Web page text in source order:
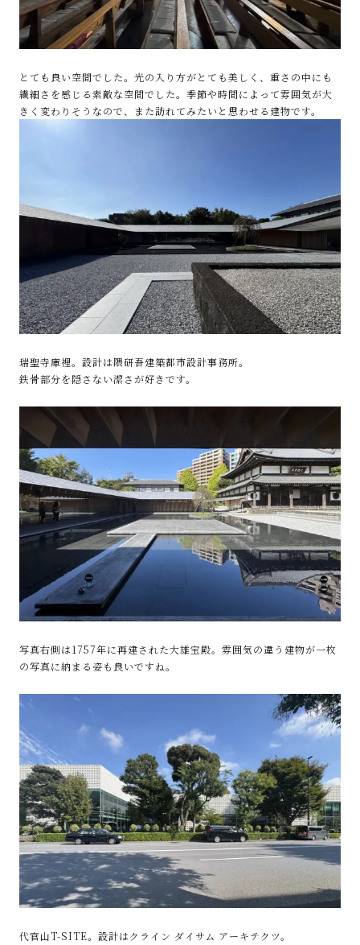
とても良い空間でした。光の入り方がとても美しく、重さの中にも
繊細さを感じる素敵な空間でした。季節や時間によって雰囲気が大
きく変わりそうなので、また訪れてみたいと思わせる建物です。
瑞聖寺庫裡。設計は隈研吾建築都市設計事務所。
鉄骨部分を隠さない潔さが好きです。
写真右側は1757年に再建された大雄宝殿。雰囲気の違う建物が一枚
の写真に納まる姿も良いですね。
代官山T-SITE。設計はクライン ダイサム アーキテクツ。